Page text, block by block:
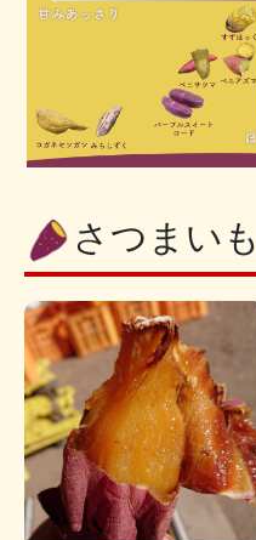
さつまいも